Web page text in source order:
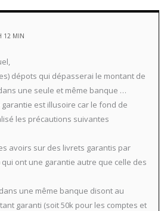
12 MIN
dépots qui dépasserai le montant de
une seule et même banque …
est illusoire car le fond de
les précautions suivantes
avoirs sur des livrets garantis par
qui ont une garantie autre que celle des
une même banque disont au
garanti (soit 50k pour les comptes et